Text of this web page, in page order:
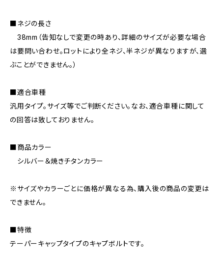
■ネジの長さ
38mm（告知なしで変更の時あり、詳細のサイズが必要な場合
は要問い合わせ。ロットにより全ネジ、半ネジが異なりますが、選
ぶことができません。）
■適合車種
汎用タイプ。サイズ等でご判断ください。なお、適合車種に関して
の回答は致しておりません。
■商品カラー
シルバー＆焼きチタンカラー
※サイズやカラーごとに価格が異なる為、購入後の商品の変更は
できません。
■特徴
テーパーキャップタイプのキャプボルトです。